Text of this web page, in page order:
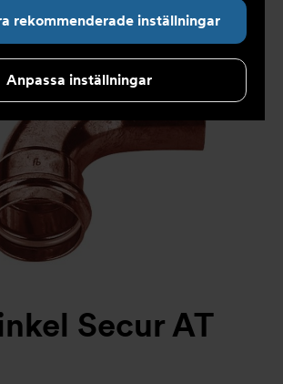
rekommenderade inställningar
Anpassa inställningar
Secur AT